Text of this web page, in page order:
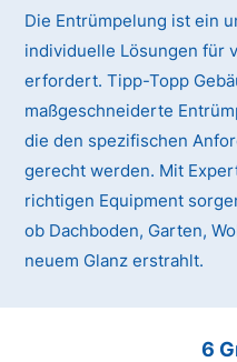
Die Entrümpelung ist ein
individuelle Lösungen für
erfordert. Tipp-Topp
maßgeschneiderte
die den spezifischen
gerecht werden. Mit
richtigen Equipment
ob Dachboden, Garten,
neuem Glanz erstrahlt.
6